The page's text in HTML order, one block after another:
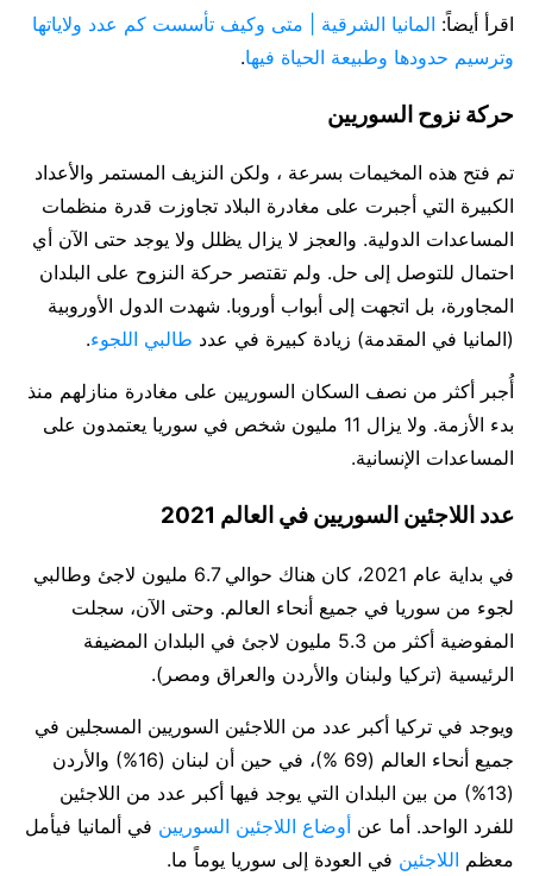
اقرأ أيضاً: المانيا الشرقية | متى وكيف تأسست كم عدد ولاياتها
وترسيم حدودها وطبيعة الحياة فيها.
حركة نزوح السوريين
تم فتح هذه المخيمات بسرعة ، ولكن النزيف المستمر والأعداد
الكبيرة التي أجبرت على مغادرة البلاد تجاوزت قدرة منظمات
المساعدات الدولية. والعجز لا يزال يظلل ولا يوجد حتى الآن أي
احتمال للتوصل إلى حل. ولم تقتصر حركة النزوح على البلدان
المجاورة، بل اتجهت إلى أبواب أوروبا. شهدت الدول الأوروبية
(المانيا في المقدمة) زيادة كبيرة في عدد طالبي اللجوء.
أُجبر أكثر من نصف السكان السوريين على مغادرة منازلهم منذ
بدء الأزمة. ولا يزال 11 مليون شخص في سوريا يعتمدون على
المساعدات الإنسانية.
عدد اللاجئين السوريين في العالم 2021
في بداية عام 2021، كان هناك حوالي 6.7 مليون لاجئ وطالبي
لجوء من سوريا في جميع أنحاء العالم. وحتى الآن، سجلت
المفوضية أكثر من 5.3 مليون لاجئ في البلدان المضيفة
الرئيسية (تركيا ولبنان والأردن والعراق ومصر).
ويوجد في تركيا أكبر عدد من اللاجئين السوريين المسجلين في
جميع أنحاء العالم (69 %)، في حين أن لبنان (16%) والأردن
(13%) من بين البلدان التي يوجد فيها أكبر عدد من اللاجئين
للفرد الواحد. أما عن أوضاع اللاجئين السوريين في ألمانيا فيأمل
معظم اللاجئين في العودة إلى سوريا يوماً ما.